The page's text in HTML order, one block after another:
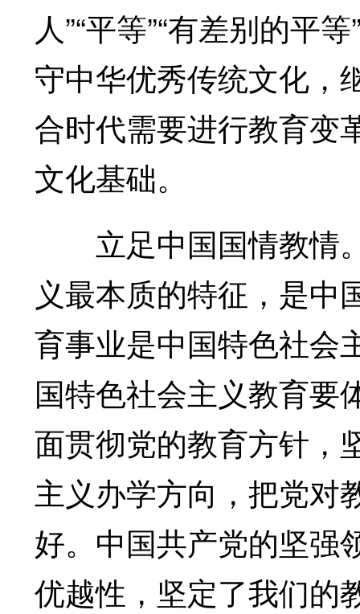
人”“平等”“有差别的平
守中华优秀传统文化，
合时代需要进行教育变
文化基础。
立足中国国情教情
义最本质的特征，是中
育事业是中国特色社会
国特色社会主义教育要
面贯彻党的教育方针，
主义办学方向，把党对
好。中国共产党的坚强
优越性，坚定了我们的